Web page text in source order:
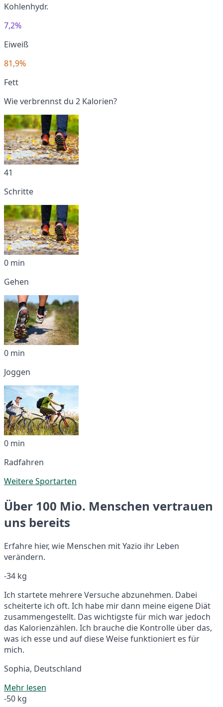
Kohlenhydr.
7,2%
Eiweiß
81,9%
Fett
Wie verbrennst du 2 Kalorien?
41
Schritte
0 min
Gehen
0 min
Joggen
0 min
Radfahren
Weitere Sportarten
Über 100 Mio. Menschen vertrauen
uns bereits
Erfahre hier, wie Menschen mit Yazio ihr Leben
verändern.
-34 kg
Ich startete mehrere Versuche abzunehmen. Dabei
scheiterte ich oft. Ich habe mir dann meine eigene Diät
zusammengestellt. Das wichtigste für mich war jedoch
das Kalorienzählen. Ich brauche die Kontrolle über das,
was ich esse und auf diese Weise funktioniert es für
mich.
Sophia, Deutschland
Mehr lesen
-50 kg